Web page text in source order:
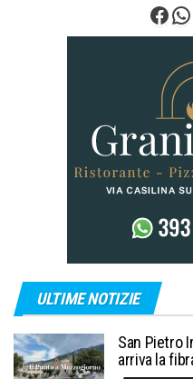
ULTIME NOTIZIE
San Pietro
arriva la